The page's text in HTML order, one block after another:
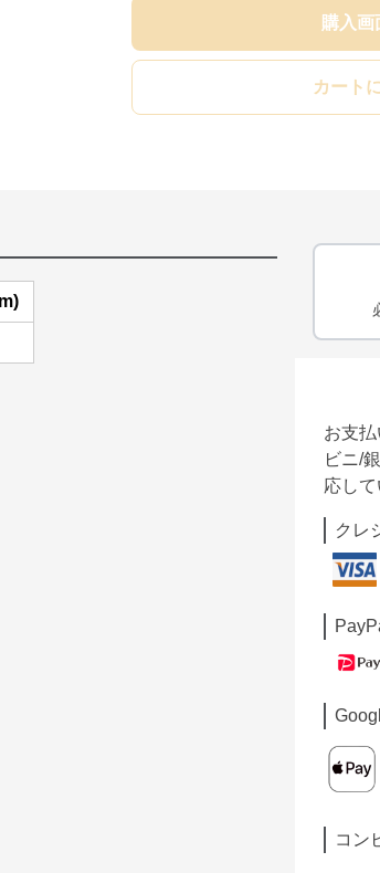
購入画
カート
お支
ビニ/
応して
クレ
コン